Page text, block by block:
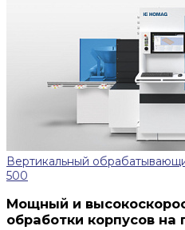
Вертикальный
500
Мощный и
обработки корпусов